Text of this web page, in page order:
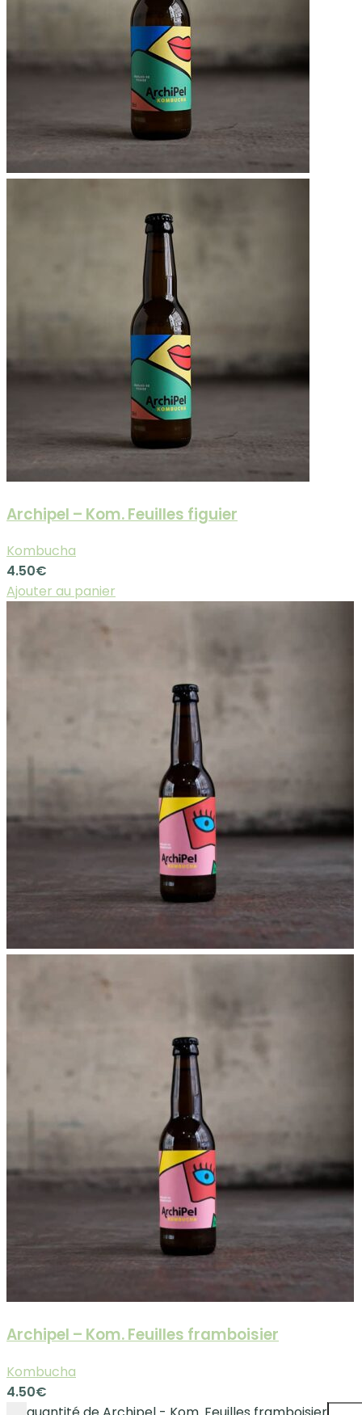
Archipel – Kom. Feuilles figuier
Kombucha
4.50€
Ajouter au panier
Archipel – Kom. Feuilles framboisier
Kombucha
4.50€